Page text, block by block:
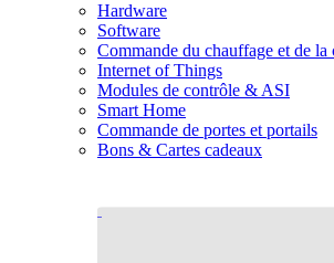
Hardware
Software
Commande du chauffage et de la
Internet of Things
Modules de contrôle & ASI
Smart Home
Commande de portes et portails
Bons & Cartes cadeaux